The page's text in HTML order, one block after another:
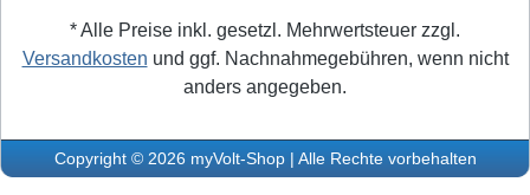
* Alle Preise inkl. gesetzl. Mehrwertsteuer zzgl.
Versandkosten und ggf. Nachnahmegebühren, wenn nicht
anders angegeben.
Copyright © 2026 myVolt-Shop | Alle Rechte vorbehalten